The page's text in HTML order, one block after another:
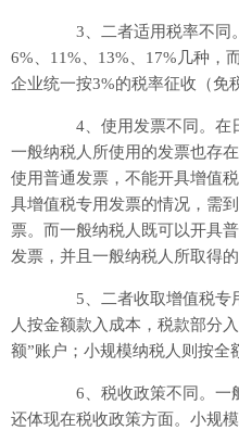
3、二者适用税率不同
6%、11%、13%、17%几种，
企业统一按3%的税率征收（免
4、使用发票不同。在
一般纳税人所使用的发票也存
使用普通发票，不能开具增值
具增值税专用发票的情况，需
票。而一般纳税人既可以开具
发票，并且一般纳税人所取得
5、二者收取增值税专
人按金额款入成本，税款部分
额”账户；小规模纳税人则按全
6、税收政策不同。一般
还体现在税收政策方面。小规